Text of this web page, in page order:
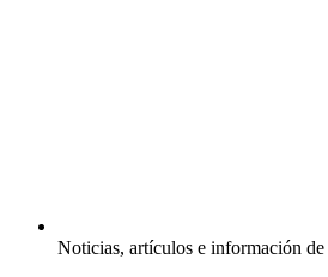
Noticias, artículos e información